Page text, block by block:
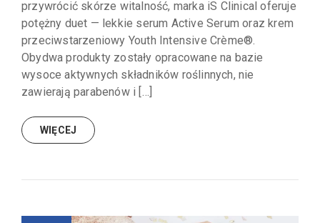
przywrócić skórze witalność, marka iS Clinical oferuje
potężny duet — lekkie serum Active Serum oraz krem
przeciwstarzeniowy Youth Intensive Crème®.
Obydwa produkty zostały opracowane na bazie
wysoce aktywnych składników roślinnych, nie
zawierają parabenów i […]
WIĘCEJ